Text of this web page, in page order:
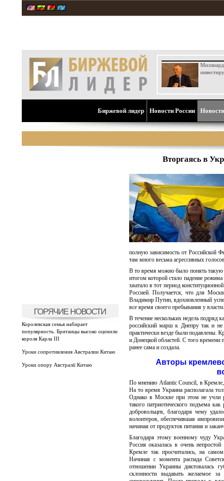
Биржевой лидер Новости России
ГОРЯЧИЕ НОВОСТИ
Королевская семья набирает
популярность. Британцы высоко оценили
короля Карла III
Уроки сопротивления Австралии Китаю
Уроки опору Австралії Китаю
Вторгаясь в
полную зависимость от Российской
там много весьма агрессивных
В то время можно было понять такую
итогом которой стало падение
хватало в тот период
Россией. Получается, что для
Владимир Путин, вдохновленный
все время своего пребывания у власти.
В течение нескольких недель
российский марш к Днепру так и
практически везде были подавлены.
и Донецкой областей. С того времени
ранее сама и создала.
Авторы
По мнению Atlantic Council, в Кремле,
На то время Украина располагала
Однако в Москве при этом не учли
такого патриотического подъема
добровольцев, благодаря чему
волонтеров, обеспечившая
начиная от продуктов питания и
Благодаря этому военному чуду
Россия оказалась в очень
Кремле так просчитались, на
Начиная с момента распада
отношении Украины диктовалась
склонности выдавать желаемое за